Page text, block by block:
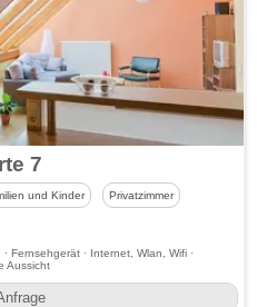
7
und Kinder Privatzimmer
Fernsehgerät · Internet, Wlan, Wifi ·
Aussicht